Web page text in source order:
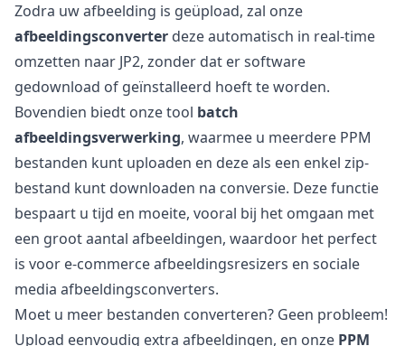
Zodra uw afbeelding is geüpload, zal onze
afbeeldingsconverter deze automatisch in real-time
omzetten naar JP2, zonder dat er software
gedownload of geïnstalleerd hoeft te worden.
Bovendien biedt onze tool batch
afbeeldingsverwerking, waarmee u meerdere PPM
bestanden kunt uploaden en deze als een enkel zip-
bestand kunt downloaden na conversie. Deze functie
bespaart u tijd en moeite, vooral bij het omgaan met
een groot aantal afbeeldingen, waardoor het perfect
is voor e-commerce afbeeldingsresizers en sociale
media afbeeldingsconverters.
Moet u meer bestanden converteren? Geen probleem!
Upload eenvoudig extra afbeeldingen, en onze PPM